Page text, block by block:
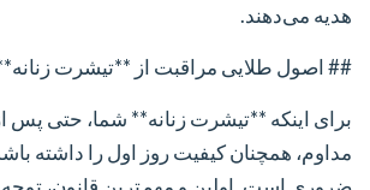
هدیه می‌دهند.
## اصول طلایی مراقبت از **تیشرت
برای اینکه **تیشرت زنانه** شما، حتی پس
مداوم، همچنان کیفیت روز اول را داشته